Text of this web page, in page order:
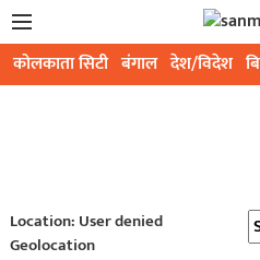
कोलकाता सिटी बंगाल देश/विदेश
Location: User denied
Geolocation